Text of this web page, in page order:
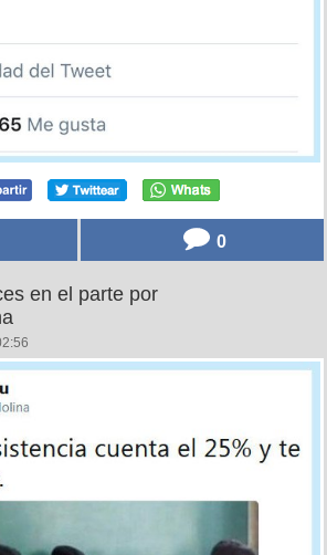
0
en el parte por